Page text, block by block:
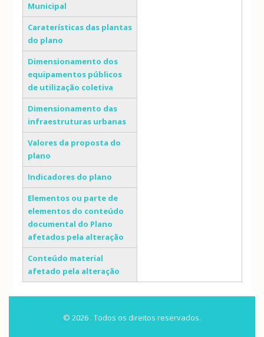
Municipal
Caraterísticas das plantas
do plano
Dimensionamento dos
equipamentos públicos
de utilização coletiva
Dimensionamento das
infraestruturas urbanas
Valores da proposta do
plano
Indicadores do plano
Elementos ou parte de
elementos do conteúdo
documental do Plano
afetados pela alteração
Conteúdo material
afetado pela alteração
© 2026 . Todos os direitos reservados.